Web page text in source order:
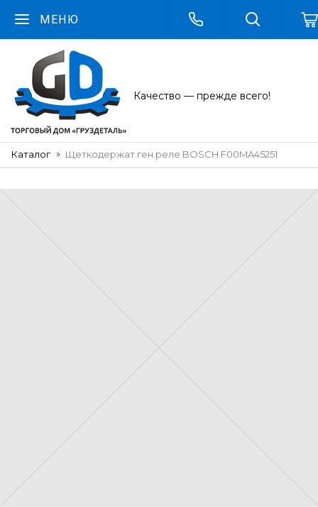
МЕНЮ
Качество — прежде всего!
Каталог Щеткодержат.ген.реле BOSCH F00MA45251